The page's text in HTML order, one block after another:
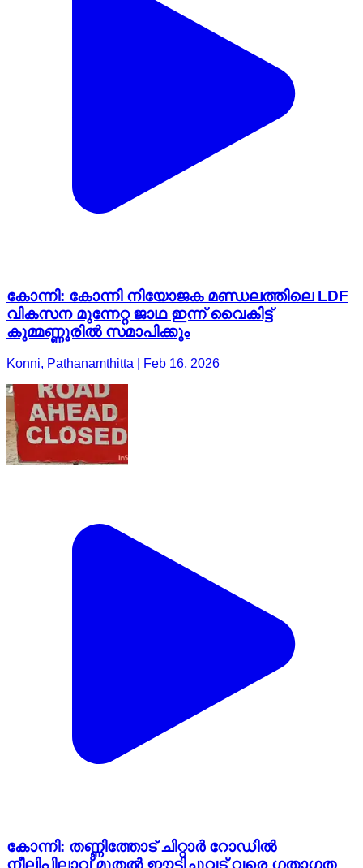
കോന്നി: കോന്നി നിയോജക മണ്ഡലത്തിലെ LDF
വികസന മുന്നേറ്റ ജാഥ ഇന്ന് വൈകിട്ട്
കുമ്മണ്ണൂരിൽ സമാപിക്കും
Konni, Pathanamthitta | Feb 16, 2026
കോന്നി: തണ്ണിത്തോട് ചിറ്റാർ റോഡിൽ
നീലിപിലാവ് മുതൽ ഈട്ടിച്ചുവട് വരെ ഗതാഗത